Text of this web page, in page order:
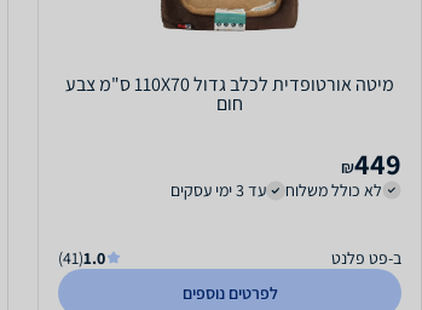
מיטה אורטופדית לכלב גדול 110X70 ס"מ צבע
חום
449
₪
לא כולל משלוח
עד 3 ימי עסקים
ב-פט פלנט 1.0
(41)
לפרטים נוספים